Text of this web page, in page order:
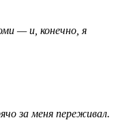
— и, конечно, я
за меня переживал.